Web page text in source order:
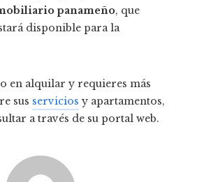
panameño, que
disponible para la
en alquilar y requieres más
sus servicios y apartamentos,
a través de su portal web.